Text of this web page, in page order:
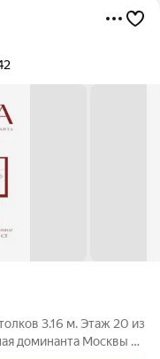
3.16 м. Этаж 20 из
доминанта Москвы в